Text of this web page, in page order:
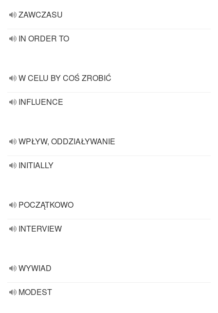
ZAWCZASU
IN ORDER TO
W CELU BY COŚ ZROBIĆ
INFLUENCE
WPŁYW, ODDZIAŁYWANIE
INITIALLY
POCZĄTKOWO
INTERVIEW
WYWIAD
MODEST